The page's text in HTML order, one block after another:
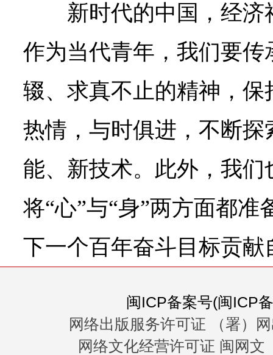
新时代的中国，经
作为当代青年，我们要
辍、求真不止的精神，
热情，与时俱进，不断
能、新技术。此外，我
将“心”与“身”两方面都
下一个百年奋斗目标贡
闽ICP备案号(闽ICP
网络出版服务许可证 （署）
网络文化经营许可证 闽网文